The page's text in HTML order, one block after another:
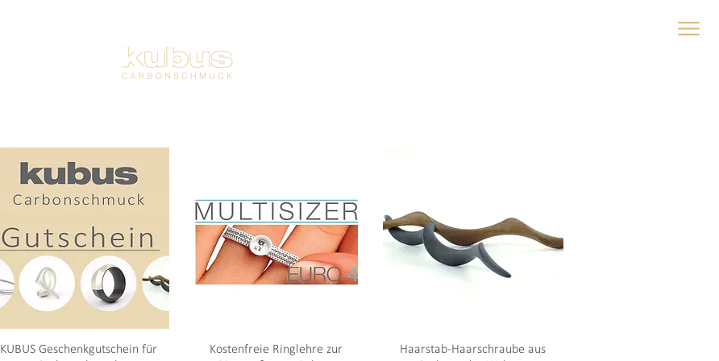
KUBUS Geschenkgutschein für
Kostenfreie Ringlehre zur
Haarstab-Haarschraube aus